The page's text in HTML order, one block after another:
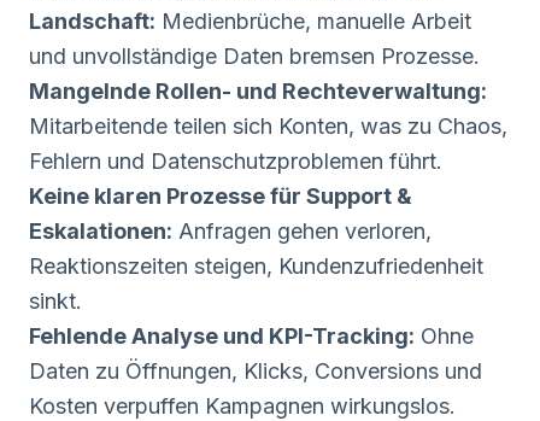
Landschaft: Medienbrüche, manuelle Arbeit
und unvollständige Daten bremsen Prozesse.
Mangelnde Rollen- und Rechteverwaltung:
Mitarbeitende teilen sich Konten, was zu Chaos,
Fehlern und Datenschutzproblemen führt.
Keine klaren Prozesse für Support &
Eskalationen: Anfragen gehen verloren,
Reaktionszeiten steigen, Kundenzufriedenheit
sinkt.
Fehlende Analyse und KPI-Tracking: Ohne
Daten zu Öffnungen, Klicks, Conversions und
Kosten verpuffen Kampagnen wirkungslos.